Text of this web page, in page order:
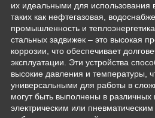
их идеальными для использования
таких как нефтегазовая,
промышленность и
стальных задвижек – это высокая
коррозии, что обеспечивает
эксплуатации. Эти устройства
высокие давления и температуры,
универсальными для работы в
могут быть выполнены в
электрическим или